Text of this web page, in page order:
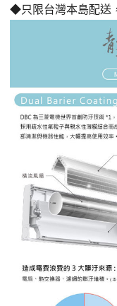
◆只限台灣本島配送